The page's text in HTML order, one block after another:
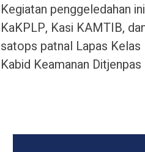
Kegiatan penggeledahan
KaKPLP, Kasi KAMTIB,
satops patnal Lapas
Kabid Keamanan